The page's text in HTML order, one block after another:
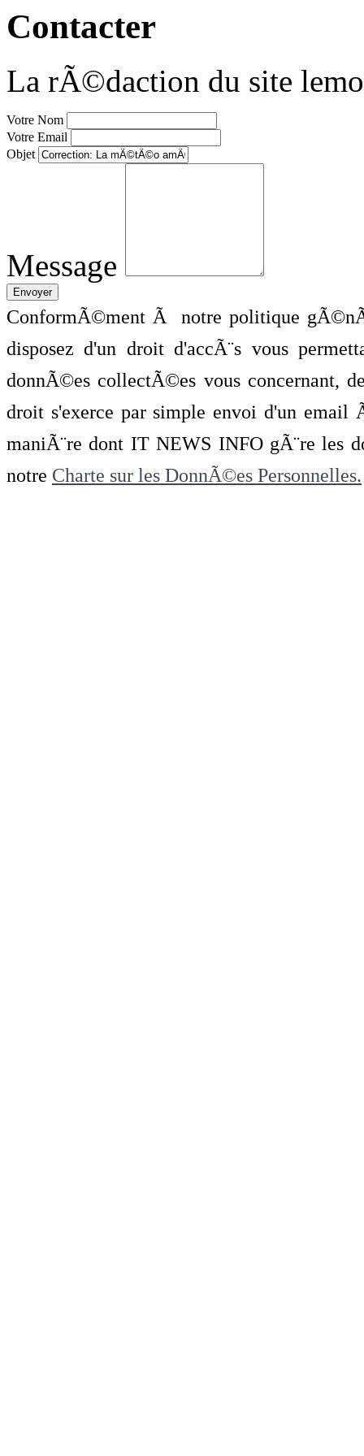
Contacter
La rÃ©daction du site
Votre Nom
Votre Email
Objet
Message
ConformÃ©ment Ã notre politique
disposez d'un droit d'accÃ¨s vous
donnÃ©es collectÃ©es vous concernant,
droit s'exerce par simple envoi d'un
maniÃ¨re dont IT NEWS INFO gÃ¨re les
notre Charte sur les DonnÃ©es Personnelles.